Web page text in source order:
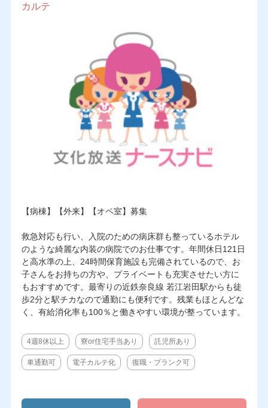
カルテ
【病棟】【外来】【オペ室】募集
救急対応も行い、入院のための病床群も整っているホテル
のような綺麗な内装の病院でのお仕事です。年間休日121日
と高水準の上、24時間保育施設も完備されているので、お
子さんをお持ちの方や、プライベートも充実させたい方に
もおすすめです。最寄りの近鉄奈良線 若江岩田駅からも徒
歩2分と駅チカなので通勤にも便利です。残業もほとんどな
く、有給消化率も100％と働きやすい環境が整っています。
4週8休以上 寮or住宅手当あり 託児所あり
車通勤可 電子カルテ化 復職・ブランク可